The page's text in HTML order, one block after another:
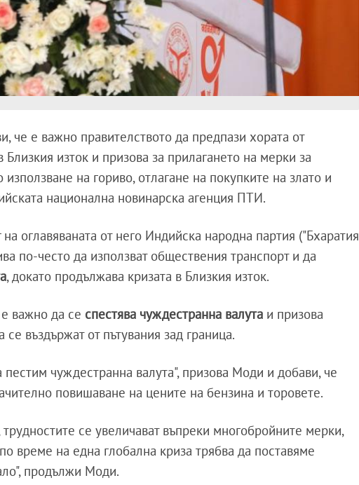
че е важно правителството да предпази хората от
изток и призова за прилагането на мерки за
на гориво, отлагане на покупките на злато и
национална новинарска агенция ПТИ.
оглавяваната от него Индийска народна партия ("Бхаратия
по-често да използват обществения транспорт и да
, докато продължава кризата в Близкия изток.
важно да се спестява чуждестранна валута и призова
въздържат от пътувания зад граница.
чуждестранна валута", призова Моди и добави, че
повишаване на цените на бензина и торовете.
се увеличават въпреки многобройните мерки,
време на една глобална криза трябва да поставяме
продължи Моди.